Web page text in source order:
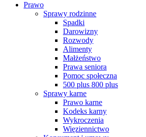
Prawo
Sprawy rodzinne
Spadki
Darowizny
Rozwody
Alimenty
Małżeństwo
Prawa seniora
Pomoc społeczna
500 plus 800 plus
Sprawy karne
Prawo karne
Kodeks karny
Wykroczenia
Więziennictwo